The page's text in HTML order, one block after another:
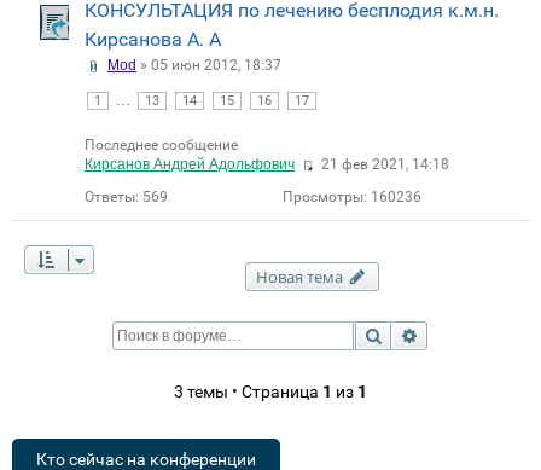
КОНСУЛЬТАЦИЯ по лечению бесплодия к.м.н.
Кирсанова А. А
Mod » 05 июн 2012, 18:37
1 13 14 15 16 17
Последнее сообщение
Кирсанов Андрей Адольфович
21 фев 2021, 14:18
Ответы: 569 Просмотры: 160236
Новая тема
Поиск
3 темы • Страница 1 из 1
Кто сейчас на конференции